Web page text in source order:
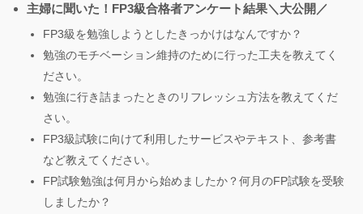
主婦に聞いた！FP3級合格者アンケート結果＼大公開／
FP3級を勉強しようとしたきっかけはなんですか？
勉強のモチベーション維持のために行った工夫を教えてく
ださい。
勉強に行き詰まったときのリフレッシュ方法を教えてくだ
さい。
FP3級試験に向けて利用したサービスやテキスト、参考書
など教えてください。
FP試験勉強は何月から始めましたか？何月のFP試験を受験
しましたか？